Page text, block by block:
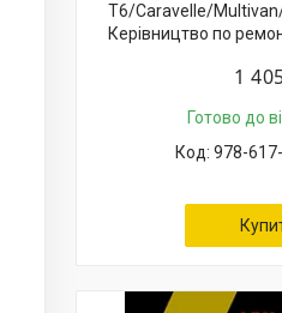
T6/Caravelle/
Керівництво по
1
Готово до
978-